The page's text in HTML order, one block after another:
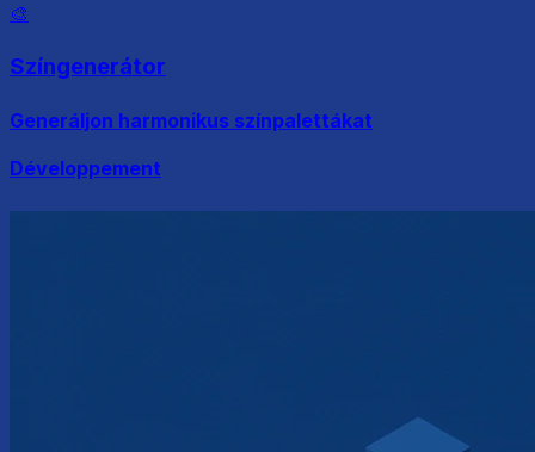
🎨
Színgenerátor
Generáljon harmonikus színpalettákat
Développement